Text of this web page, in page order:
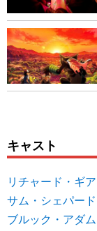
キャスト
リチャード・ギア
サム・シェパード
ブルック・アダ